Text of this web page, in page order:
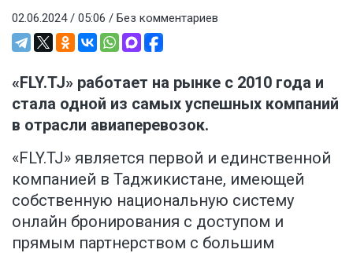
02.06.2024 / 05:06 / Без комментариев
«FLY.TJ» работает на рынке с 2010 года и
стала одной из самых успешных компаний
в отрасли авиаперевозок.
«FLY.TJ» является первой и единственной
компанией в Таджикистане, имеющей
собственную национальную систему
онлайн бронирования с доступом и
прямым партнерством с большим